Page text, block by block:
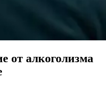
от алкоголизма